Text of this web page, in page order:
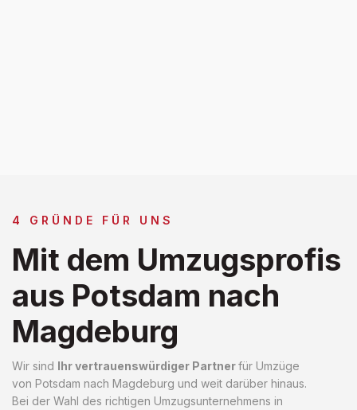
4 GRÜNDE FÜR UNS
Mit dem Umzugsprofis
aus Potsdam nach
Magdeburg
Wir sind Ihr vertrauenswürdiger Partnerfür Umzüge
von Potsdam nach Magdeburg und weit darüber hinaus.
Bei der Wahl des richtigen Umzugsunternehmens in